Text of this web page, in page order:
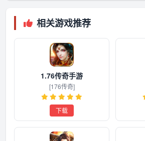
相关游戏推荐
1.76传奇手游
[176传奇]
下载